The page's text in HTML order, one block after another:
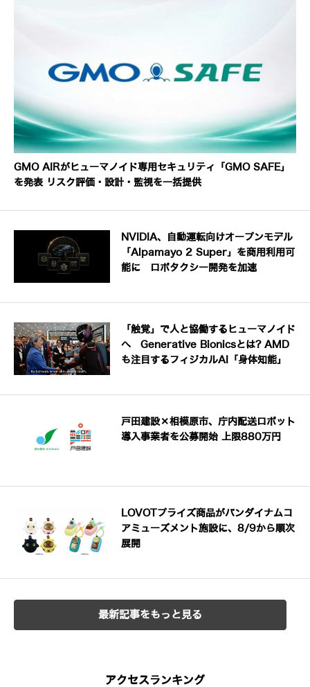
GMO AIRがヒューマノイド専用セキュリティ「GMO SAFE」
を発表 リスク評価・設計・監視を一括提供
NVIDIA、自動運転向けオープンモデル
「Alpamayo 2 Super」を商用利用可
能に ロボタクシー開発を加速
「触覚」で人と協働するヒューマノイド
へ Generative Bionicsとは? AMD
も注目するフィジカルAI「身体知能」
戸田建設×相模原市、庁内配送ロボット
導入事業者を公募開始 上限880万円
LOVOTプライズ商品がバンダイナムコ
アミューズメント施設に、8/9から順次
展開
最新記事をもっと見る
アクセスランキング